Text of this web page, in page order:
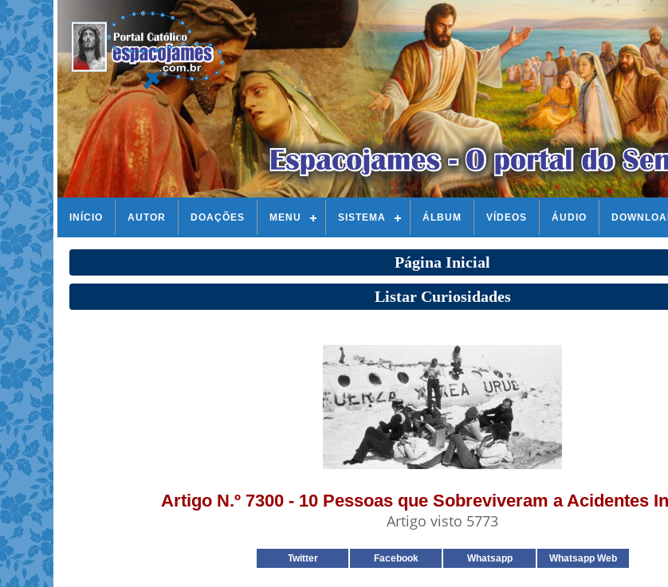
INÍCIO AUTOR DOAÇÕES MENU SISTEMA ÁLBUM VÍDEOS ÁUDIO
Página Inicial
Listar Curiosidades
Artigo N.º 7300 - 10 Pessoas que Sobreviveram a Acidentes
Artigo visto 5773
Twitter Facebook Whatsapp Whatsapp Web